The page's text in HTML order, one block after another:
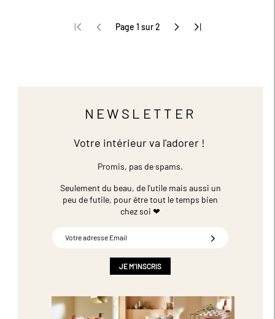
Page 1 sur 2
NEWSLETTER
Votre intérieur va l'adorer !
Promis, pas de spams.
Seulement du beau, de l'utile mais aussi un
peu de futile, pour être tout le temps bien
chez soi ❤
JE M'INSCRIS